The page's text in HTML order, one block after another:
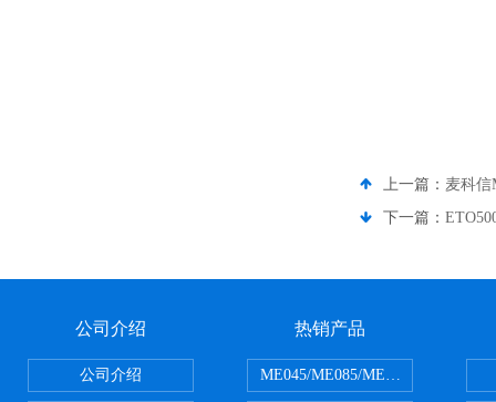
上一篇： 麦科信
下一篇：
公司介绍
公司介绍
热销产品
ME045/ME085/ME150ME系列